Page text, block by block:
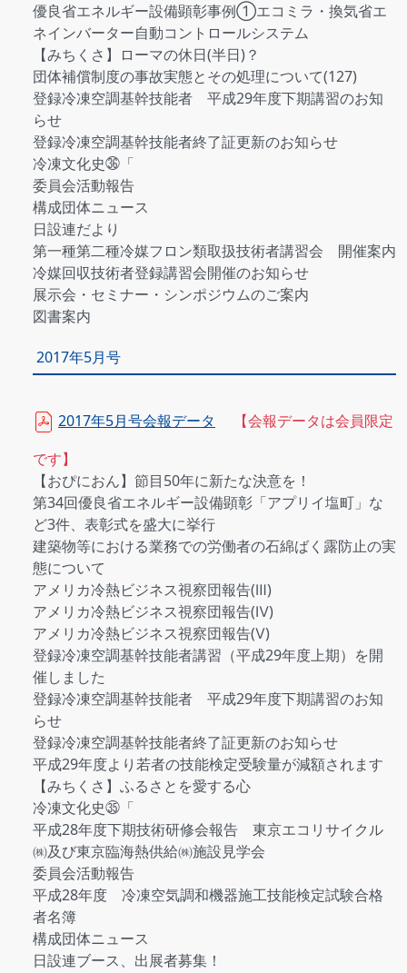
優良省エネルギー設備顕彰事例①エコミラ・換気省エ
ネインバーター自動コントロールシステム
【みちくさ】ローマの休日(半日)？
団体補償制度の事故実態とその処理について(127)
登録冷凍空調基幹技能者 平成29年度下期講習のお知
らせ
登録冷凍空調基幹技能者終了証更新のお知らせ
冷凍文化史㊱「
委員会活動報告
構成団体ニュース
日設連だより
第一種第二種冷媒フロン類取扱技術者講習会 開催案内
冷媒回収技術者登録講習会開催のお知らせ
展示会・セミナー・シンポジウムのご案内
図書案内
2017年5月号
2017年5月号会報データ
【会報データは会員限定
です】
【おぴにおん】節目50年に新たな決意を！
第34回優良省エネルギー設備顕彰「アプリイ塩町」な
ど3件、表彰式を盛大に挙行
建築物等における業務での労働者の石綿ばく露防止の実
態について
アメリカ冷熱ビジネス視察団報告(Ⅲ)
アメリカ冷熱ビジネス視察団報告(Ⅳ)
アメリカ冷熱ビジネス視察団報告(Ⅴ)
登録冷凍空調基幹技能者講習（平成29年度上期）を開
催しました
登録冷凍空調基幹技能者 平成29年度下期講習のお知
らせ
登録冷凍空調基幹技能者終了証更新のお知らせ
平成29年度より若者の技能検定受験量が減額されます
【みちくさ】ふるさとを愛する心
冷凍文化史㉟「
平成28年度下期技術研修会報告 東京エコリサイクル
㈱及び東京臨海熱供給㈱施設見学会
委員会活動報告
平成28年度 冷凍空気調和機器施工技能検定試験合格
者名簿
構成団体ニュース
日設連ブース、出展者募集！